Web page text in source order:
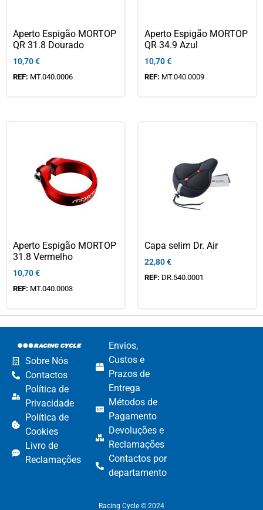
Aperto Espigão MORTOP
QR 31.8 Dourado
10,70€
REF: MT.040.0006
Aperto Espigão MORTOP
QR 34.9 Azul
10,70€
REF: MT.040.0009
Aperto Espigão MORTOP
31.8 Vermelho
10,70€
REF: MT.040.0003
Capa selim Dr. Air
22,80€
REF: DR.540.0001
Sobre Nós
Contactos
Política de
Privacidade
Política de
Cookies
Livro de
Reclamações
Envios,
Custos e
Prazos de
Entrega
Métodos de
Pagamento​
Devoluções e
Reclamações​
Contactos por
departamento​
Racing Cycle © 2024